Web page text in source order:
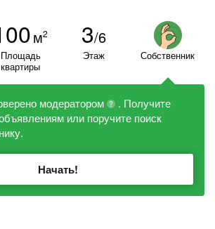
м2
Площадь
квартиры
3/6
Этаж Собственник
модератором ?
. Получите
или поручите поиск
Начать!